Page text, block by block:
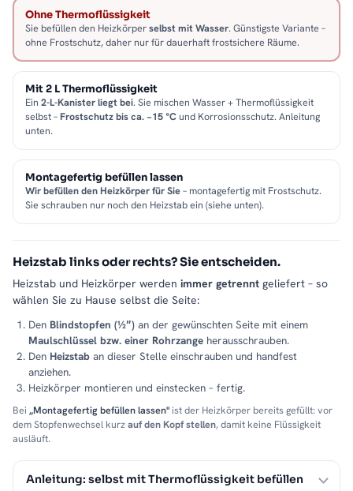
Ohne Thermoflüssigkeit
Sie befüllen den Heizkörperselbst mit Wasser. Günstigste Variante –
ohne Frostschutz, daher nur für dauerhaft frostsichere Räume.
Mit 2 L Thermoflüssigkeit
Ein 2-L-Kanister liegt bei. Sie mischen Wasser + Thermoflüssigkeit
selbst –Frostschutz bis ca. −15 °Cund Korrosionsschutz. Anleitung
unten.
Montagefertig befüllen lassen
Wir befüllen den Heizkörper für Sie– montagefertig mit Frostschutz.
Sie schrauben nur noch den Heizstab ein (siehe unten).
Heizstab links oder rechts? Sie entscheiden.
Heizstab und Heizkörper werden immer getrennt geliefert – so
wählen Sie zu Hause selbst die Seite:
Den Blindstopfen (½″) an der gewünschten Seite mit einem
Maulschlüssel bzw. einer Rohrzange herausschrauben.
Den Heizstab an dieser Stelle einschrauben und handfest
anziehen.
Heizkörper montieren und einstecken – fertig.
Bei „Montagefertig befüllen lassen"ist der Heizkörper bereits gefüllt: vor
dem Stopfenwechsel kurzauf den Kopf stellen, damit keine Flüssigkeit
ausläuft.
Anleitung: selbst mit Thermoflüssigkeit befüllen